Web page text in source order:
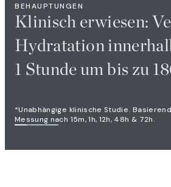
BEHAUPTUNGEN
Klinisch erwiesen:
Hydratation
1 Stunde um bis zu
*Unabhängige klinische Studie.
Messung nach 15m, 1h, 12h, 48h & 72h.